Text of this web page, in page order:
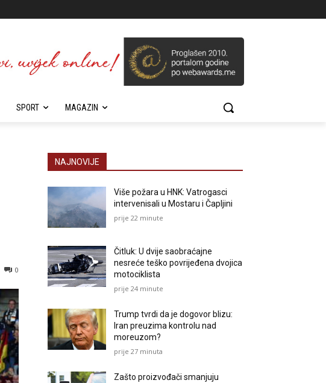
SPORT MAGAZIN
0
NAJNOVIJE
Više požara u HNK: Vatrogasci
intervenisali u Mostaru i Čapljini
prije 22 minute
Čitluk: U dvije saobraćajne
nesreće teško povrijeđena dvojica
motociklista
prije 24 minute
Trump tvrdi da je dogovor blizu:
Iran preuzima kontrolu nad
moreuzom?
prije 27 minuta
Zašto proizvođači smanjuju